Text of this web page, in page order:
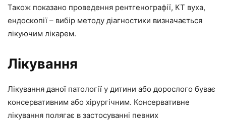
Також показано проведення рентгенографії, КТ вуха,
ендоскопії – вибір методу діагностики визначається
лікуючим лікарем.
Лікування
Лікування даної патології у дитини або дорослого буває
консервативним або хірургічним. Консервативне
лікування полягає в застосуванні певних